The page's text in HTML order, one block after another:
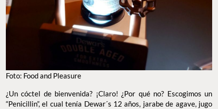
Foto: Food and Pleasure
¿Un cóctel de bienvenida? ¡Claro! ¿Por qué no? Escogimos un
“Penicillin”, el cual tenía Dewar´s 12 años, jarabe de agave, jugo